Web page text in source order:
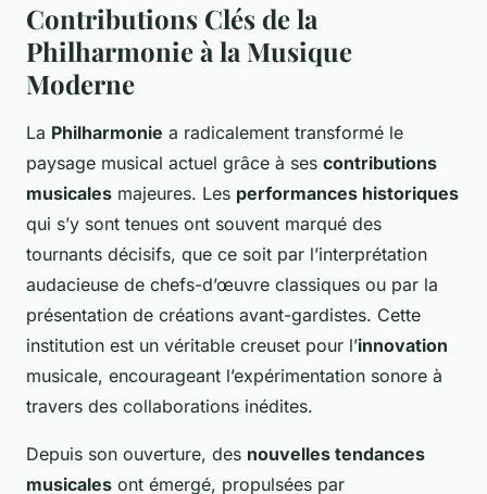
Contributions Clés de la
Philharmonie à la Musique
Moderne
La Philharmonie a radicalement transformé le
paysage musical actuel grâce à ses contributions
musicales majeures. Les performances historiques
qui s’y sont tenues ont souvent marqué des
tournants décisifs, que ce soit par l’interprétation
audacieuse de chefs-d’œuvre classiques ou par la
présentation de créations avant-gardistes. Cette
institution est un véritable creuset pour l’innovation
musicale, encourageant l’expérimentation sonore à
travers des collaborations inédites.
Depuis son ouverture, des nouvelles tendances
musicales ont émergé, propulsées par